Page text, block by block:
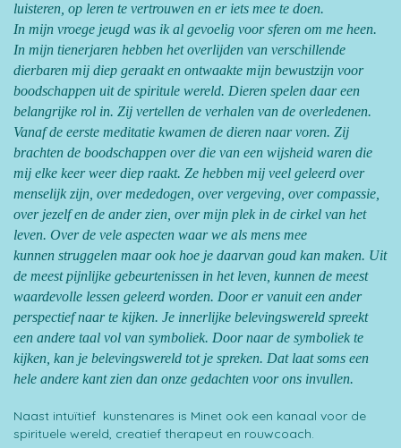
luisteren, op leren te vertrouwen en er iets mee te doen.
In mijn vroege jeugd was ik al gevoelig voor sferen om me heen.
In mijn tienerjaren hebben het overlijden van verschillende
dierbaren mij diep geraakt en ontwaakte mijn bewustzijn voor
boodschappen uit de spiritule wereld. Dieren spelen daar een
belangrijke rol in. Zij vertellen de verhalen van de overledenen.
Vanaf de eerste meditatie kwamen de dieren naar voren. Zij
brachten de boodschappen over die van een wijsheid waren die
mij elke keer weer diep raakt. Ze hebben mij veel geleerd over
menselijk zijn, over mededogen, over vergeving, over compassie,
over jezelf en de ander zien, over mijn plek in de cirkel van het
leven. Over de vele aspecten waar we als mens mee
kunnen struggelen maar ook hoe je daarvan goud kan maken. Uit
de meest pijnlijke gebeurtenissen in het leven, kunnen de meest
waardevolle lessen geleerd worden. Door er vanuit een ander
perspectief naar te kijken. Je innerlijke belevingswereld spreekt
een andere taal vol van symboliek. Door naar de symboliek te
kijken, kan je belevingswereld tot je spreken. Dat laat soms een
hele andere kant zien dan onze gedachten voor ons invullen.
Naast intuïtief kunstenares is Minet ook een kanaal voor de
spirituele wereld, creatief therapeut en rouwcoach.